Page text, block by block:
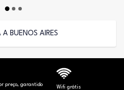
A BUENOS AIRES
preço, garantido Wifi grátis